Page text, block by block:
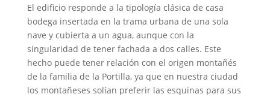
El edificio responde a la tipología clásica de casa
bodega insertada en la trama urbana de una sola
nave y cubierta a un agua, aunque con la
singularidad de tener fachada a dos calles. Este
hecho puede tener relación con el origen montañés
de la familia de la Portilla, ya que en nuestra ciudad
los montañeses solían preferir las esquinas para sus